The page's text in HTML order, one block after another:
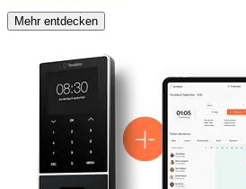
Mehr entdecken